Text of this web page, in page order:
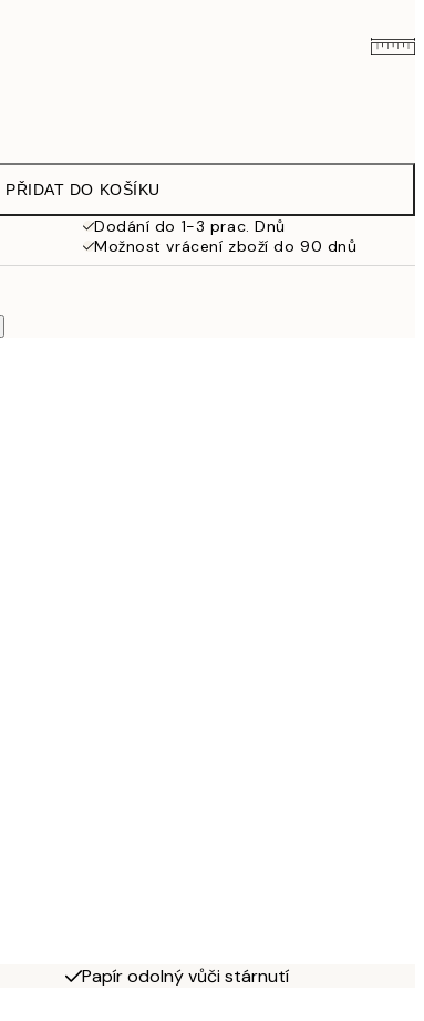
499 Kč
925 Kč
PŘIDAT DO KOŠÍKU
Dodání do 1-3 prac. Dnů
Možnost vrácení zboží do 90 dnů
Papír odolný vůči stárnutí